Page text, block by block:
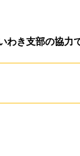
リー
サービス
き支部の協